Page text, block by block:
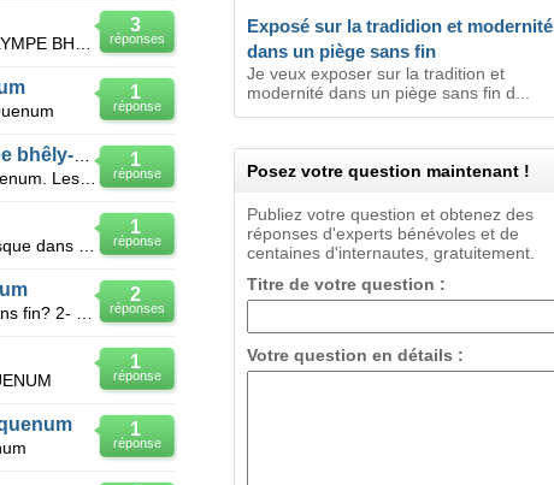
3
réponses
1
réponse
1
réponse
Exposé sur l'horreur dans un piège sans fin de olympe bhêly-quenum.
Exposé sur l'horreur dans un piège sans fin de olympe bhêly-quenum. Les manifestations de l'horreur
1
réponse
2
réponses
1
réponse
1
réponse
Exposé sur la tradidion et modernité
dans un piège sans fin
Je veux exposer sur la tradition et
modernité dans un piège sans fin d...
Posez votre question maintenant !
Publiez votre question et obtenez des
réponses d'experts bénévoles et de
centaines d'internautes, gratuitement.
Titre de votre question :
Votre question en détails :